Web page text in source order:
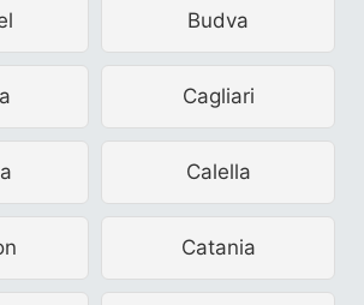
Budva
Cagliari
Calella
Catania